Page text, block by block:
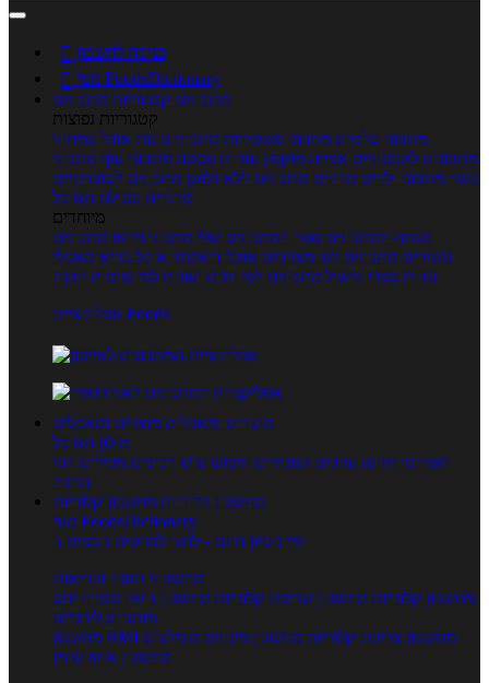
 כניסה לחשבון

מנוי FoodsDictionary
מתכונים קטגוריות מתכונים
קטגוריות נפוצות
מתכוני סלטים מתכוני פשטידות מתכוני עוגות אוכל צמחוני
מתכונים לטבעוניים אפייה מוקפץ עוגיות פסטה מתכוני עוף מתכוני
בשר מתכוני ילדים מרקים מתכונים ללא גלוטן מתכונים לסוכרתיים
טרנדים בעולם האוכל
מיוחדים
מנתח המתכונים ספר המתכונים שלי מתכוני וידאו מתכונים
עשירים מתכונים לפי מצרכים אוכל דיאטטי אוכל בריא מאכלי
עדות ספרי בישול מתכונים לפי חגים ועונות לפי שיטות הכנה
אפליקציית Foods
מוצרים ומאכלים מוצרים ומאכלים
מילון האוכל
תפריטי תזונה ערכים תזונתיים חיפוש ע"פ רכיבים מכילים הכי
הרבה
מחשבון קלוריות מחשבון קלוריות
מנוי FoodsDictionary
5 ימי ניסיון חינם - לחצו לפרטים נוספים
מחשבוני תזונה ובריאות
מחשבון קלוריות מחשבון שריפת קלוריות מחשבון דופק מטרה יחס
מותניים לירכיים
מחשבון BMI
מחשבון צריכת קלוריות מחשבון מינונים מומלצים
מחשבון אחוז שומן